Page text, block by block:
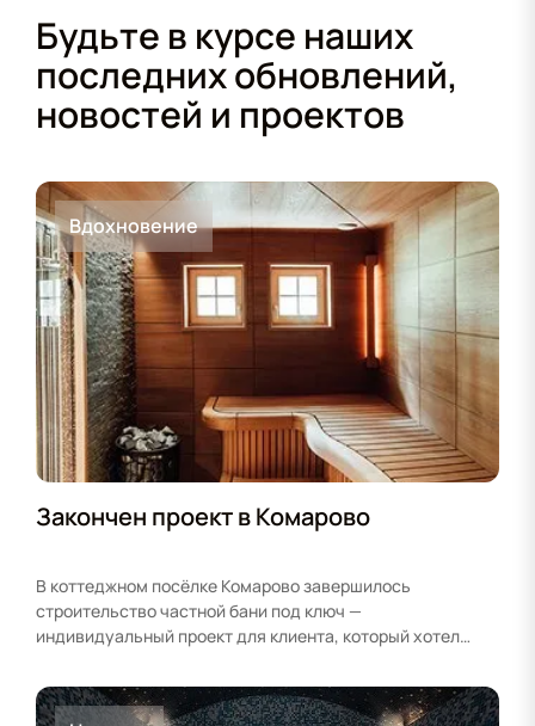
Будьте в курсе наших
последних обновлений,
новостей и проектов
Вдохновение
Закончен проект в Комарово
В коттеджном посёлке Комарово завершилось
строительство частной бани под ключ —
индивидуальный проект для клиента, который хотел